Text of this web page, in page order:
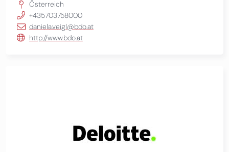
Österreich
+435703758000
daniela.veigl@bdo.at
http://www.bdo.at